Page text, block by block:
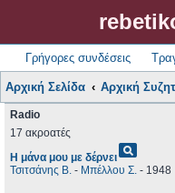
Γρήγορες συνδέσεις
Αρχική Σελίδα Αρχική
Radio
17 ακροατές
Η μάνα μου με δέρνειpageview
Τσιτσάνης Β. - Μπέλλου Σ. - 1948